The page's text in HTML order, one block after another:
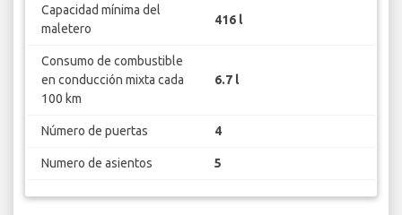
Capacidad mínima del
maletero
416 l
Consumo de combustible
en conducción mixta cada
100 km
6.7 l
Número de puertas 4
Numero de asientos 5